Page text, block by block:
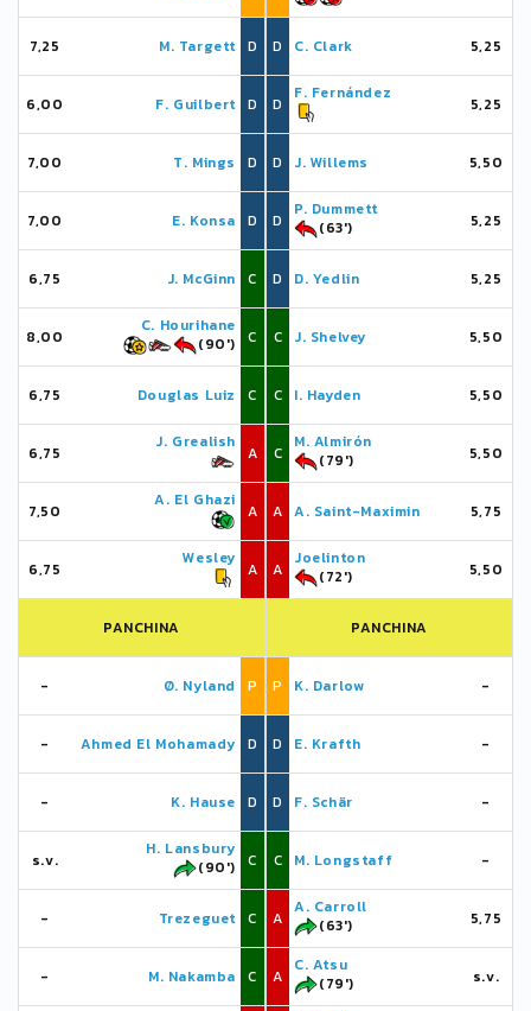
7,25 M. Targett D
6,00 F. Guilbert D
7,00 T. Mings D
7,00 E. Konsa D
6,75 J. McGinn C
8,00
C. Hourihane
(90')
C
6,75 Douglas Luiz C
6,75
J. Grealish
A
7,50
A. El Ghazi
A
6,75
Wesley
A
PANCHINA
- Ø. Nyland P
- Ahmed El Mohamady D
- K. Hause D
s.v.
H. Lansbury
(90')
C
- Trezeguet C
- M. Nakamba C
D C. Clark 5,25
D
F. Fernández
5,25
D J. Willems 5,50
D
P. Dummett
(63')
5,25
D D. Yedlin 5,25
C J. Shelvey 5,50
C I. Hayden 5,50
C
M. Almirón
(79')
5,50
A A. Saint-Maximin 5,75
A
Joelinton
(72')
5,50
PANCHINA
P K. Darlow -
D E. Krafth -
D F. Schär -
C M. Longstaff -
A
A. Carroll
(63')
5,75
A
C. Atsu
(79')
s.v.